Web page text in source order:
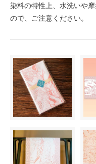
染料の特性上、水洗いや
ので、ご注意ください。